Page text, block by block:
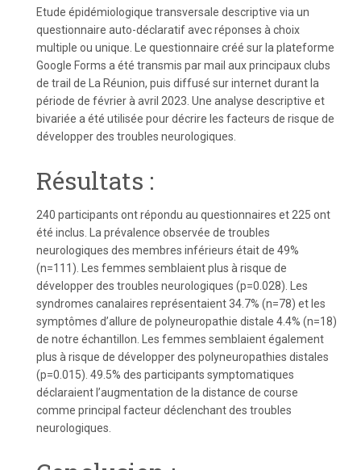
Etude épidémiologique transversale descriptive via un
questionnaire auto-déclaratif avec réponses à choix
multiple ou unique. Le questionnaire créé sur la plateforme
Google Forms a été transmis par mail aux principaux clubs
de trail de La Réunion, puis diffusé sur internet durant la
période de février à avril 2023. Une analyse descriptive et
bivariée a été utilisée pour décrire les facteurs de risque de
développer des troubles neurologiques.
Résultats :
240 participants ont répondu au questionnaires et 225 ont
été inclus. La prévalence observée de troubles
neurologiques des membres inférieurs était de 49%
(n=111). Les femmes semblaient plus à risque de
développer des troubles neurologiques (p=0.028). Les
syndromes canalaires représentaient 34.7% (n=78) et les
symptômes d’allure de polyneuropathie distale 4.4% (n=18)
de notre échantillon. Les femmes semblaient également
plus à risque de développer des polyneuropathies distales
(p=0.015). 49.5% des participants symptomatiques
déclaraient l’augmentation de la distance de course
comme principal facteur déclenchant des troubles
neurologiques.